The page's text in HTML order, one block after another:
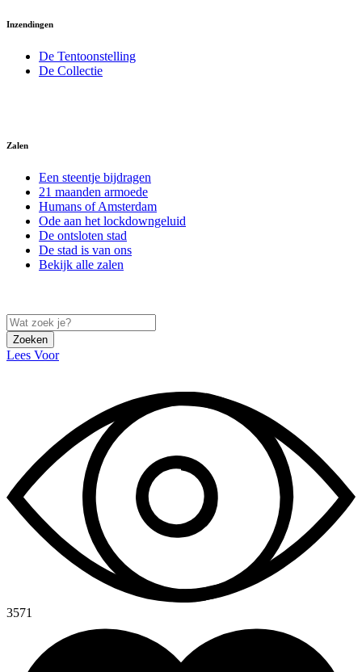
Inzendingen
De Tentoonstelling
De Collectie
Zalen
Een steentje bijdragen
21 maanden armoede
Humans of Amsterdam
Ode aan het lockdowngeluid
De ontsloten stad
De stad is van ons
Bekijk alle zalen
Zoeken
Lees Voor
3571